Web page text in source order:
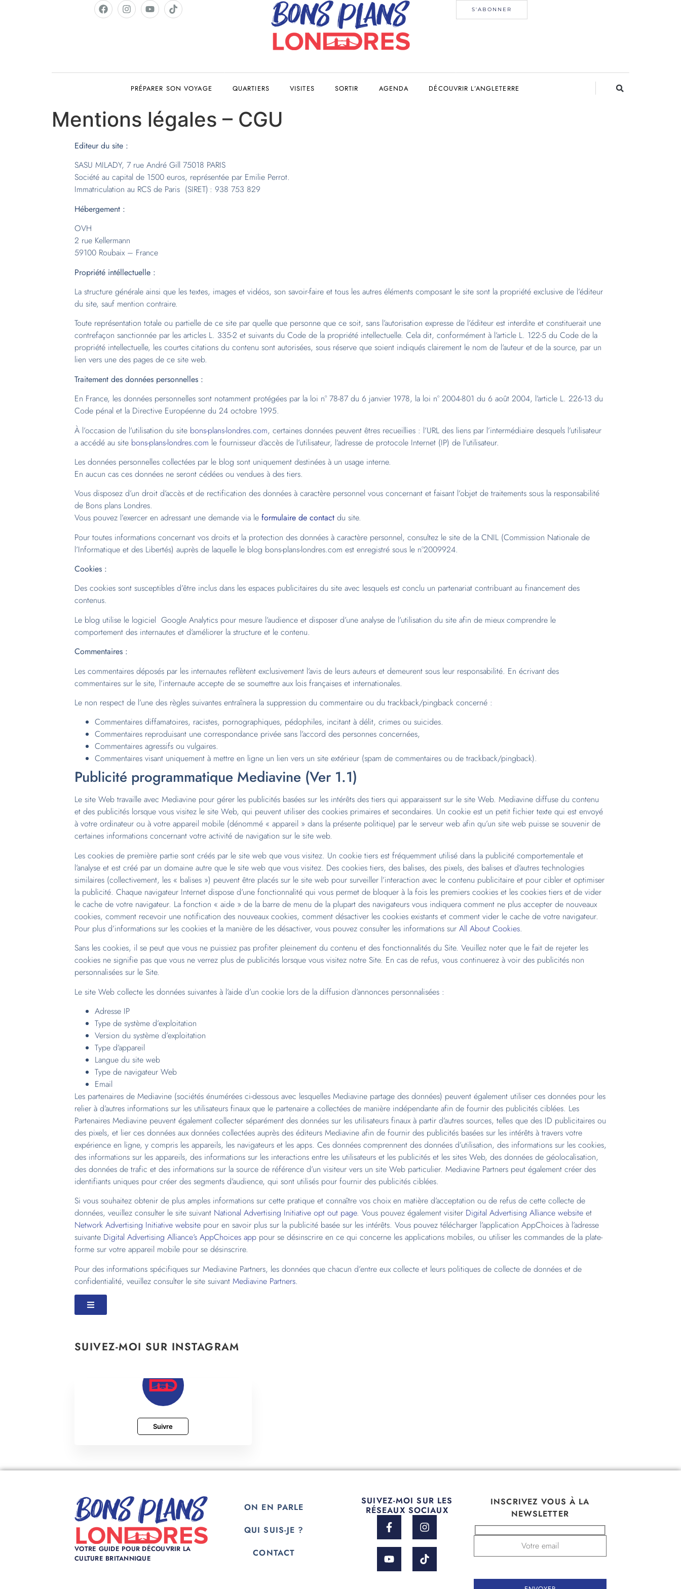
S'ABONNER
PRÉPARER SON VOYAGE QUARTIERS VISITES SORTIR AGENDA DÉCOUVRIR L’ANGLETERRE
Mentions légales – CGU
Editeur du site :
SASU MILADY, 7 rue André Gill 75018 PARIS
Société au capital de 1500 euros, représentée par Emilie Perrot.
Immatriculation au RCS de Paris (SIRET) : 938 753 829
Hébergement :
OVH
2 rue Kellermann
59100 Roubaix – France
Propriété intéllectuelle :
La structure générale ainsi que les textes, images et vidéos, son savoir-faire et tous les autres éléments composant le site sont la propriété exclusive de l’éditeur
du site, sauf mention contraire.
Toute représentation totale ou partielle de ce site par quelle que personne que ce soit, sans l’autorisation expresse de l’éditeur est interdite et constituerait une
contrefaçon sanctionnée par les articles L. 335-2 et suivants du Code de la propriété intellectuelle. Cela dit, conformément à l’article L. 122-5 du Code de la
propriété intellectuelle, les courtes citations du contenu sont autorisées, sous réserve que soient indiqués clairement le nom de l’auteur et de la source, par un
lien vers une des pages de ce site web.
Traitement des données personnelles :
En France, les données personnelles sont notamment protégées par la loi n° 78-87 du 6 janvier 1978, la loi n° 2004-801 du 6 août 2004, l’article L. 226-13 du
Code pénal et la Directive Européenne du 24 octobre 1995.
À l’occasion de l’utilisation du site bons-plans-londres.com, certaines données peuvent êtres recueillies : l’URL des liens par l’intermédiaire desquels l’utilisateur
a accédé au site bons-plans-londres.com le fournisseur d’accès de l’utilisateur, l’adresse de protocole Internet (IP) de l’utilisateur.
Les données personnelles collectées par le blog sont uniquement destinées à un usage interne.
En aucun cas ces données ne seront cédées ou vendues à des tiers.
Vous disposez d’un droit d’accès et de rectification des données à caractère personnel vous concernant et faisant l’objet de traitements sous la responsabilité
de Bons plans Londres.
Vous pouvez l’exercer en adressant une demande via le formulaire de contact du site.
Pour toutes informations concernant vos droits et la protection des données à caractère personnel, consultez le site de la CNIL (Commission Nationale de
l’Informatique et des Libertés) auprès de laquelle le blog bons-plans-londres.com est enregistré sous le n°2009924.
Cookies :
Des cookies sont susceptibles d’être inclus dans les espaces publicitaires du site avec lesquels est conclu un partenariat contribuant au financement des
contenus.
Le blog utilise le logiciel Google Analytics pour mesure l’audience et disposer d’une analyse de l’utilisation du site afin de mieux comprendre le
comportement des internautes et d’améliorer la structure et le contenu.
Commentaires :
Les commentaires déposés par les internautes reflètent exclusivement l’avis de leurs auteurs et demeurent sous leur responsabilité. En écrivant des
commentaires sur le site, l’internaute accepte de se soumettre aux lois françaises et internationales.
Le non respect de l’une des règles suivantes entraînera la suppression du commentaire ou du trackback/pingback concerné :
Commentaires diffamatoires, racistes, pornographiques, pédophiles, incitant à délit, crimes ou suicides.
Commentaires reproduisant une correspondance privée sans l’accord des personnes concernées,
Commentaires agressifs ou vulgaires.
Commentaires visant uniquement à mettre en ligne un lien vers un site extérieur (spam de commentaires ou de trackback/pingback).
Publicité programmatique Mediavine (Ver 1.1)
Le site Web travaille avec Mediavine pour gérer les publicités basées sur les intérêts des tiers qui apparaissent sur le site Web. Mediavine diffuse du contenu
et des publicités lorsque vous visitez le site Web, qui peuvent utiliser des cookies primaires et secondaires. Un cookie est un petit fichier texte qui est envoyé
à votre ordinateur ou à votre appareil mobile (dénommé « appareil » dans la présente politique) par le serveur web afin qu’un site web puisse se souvenir de
certaines informations concernant votre activité de navigation sur le site web.
Les cookies de première partie sont créés par le site web que vous visitez. Un cookie tiers est fréquemment utilisé dans la publicité comportementale et
l’analyse et est créé par un domaine autre que le site web que vous visitez. Des cookies tiers, des balises, des pixels, des balises et d’autres technologies
similaires (collectivement, les « balises ») peuvent être placés sur le site web pour surveiller l’interaction avec le contenu publicitaire et pour cibler et optimiser
la publicité. Chaque navigateur Internet dispose d’une fonctionnalité qui vous permet de bloquer à la fois les premiers cookies et les cookies tiers et de vider
le cache de votre navigateur. La fonction « aide » de la barre de menu de la plupart des navigateurs vous indiquera comment ne plus accepter de nouveaux
cookies, comment recevoir une notification des nouveaux cookies, comment désactiver les cookies existants et comment vider le cache de votre navigateur.
Pour plus d’informations sur les cookies et la manière de les désactiver, vous pouvez consulter les informations sur All About Cookies.
Sans les cookies, il se peut que vous ne puissiez pas profiter pleinement du contenu et des fonctionnalités du Site. Veuillez noter que le fait de rejeter les
cookies ne signifie pas que vous ne verrez plus de publicités lorsque vous visitez notre Site. En cas de refus, vous continuerez à voir des publicités non
personnalisées sur le Site.
Le site Web collecte les données suivantes à l’aide d’un cookie lors de la diffusion d’annonces personnalisées :
Adresse IP
Type de système d’exploitation
Version du système d’exploitation
Type d’appareil
Langue du site web
Type de navigateur Web
Email
Les partenaires de Mediavine (sociétés énumérées ci-dessous avec lesquelles Mediavine partage des données) peuvent également utiliser ces données pour les
relier à d’autres informations sur les utilisateurs finaux que le partenaire a collectées de manière indépendante afin de fournir des publicités ciblées. Les
Partenaires Mediavine peuvent également collecter séparément des données sur les utilisateurs finaux à partir d’autres sources, telles que des ID publicitaires ou
des pixels, et lier ces données aux données collectées auprès des éditeurs Mediavine afin de fournir des publicités basées sur les intérêts à travers votre
expérience en ligne, y compris les appareils, les navigateurs et les apps. Ces données comprennent des données d’utilisation, des informations sur les cookies,
des informations sur les appareils, des informations sur les interactions entre les utilisateurs et les publicités et les sites Web, des données de géolocalisation,
des données de trafic et des informations sur la source de référence d’un visiteur vers un site Web particulier. Mediavine Partners peut également créer des
identifiants uniques pour créer des segments d’audience, qui sont utilisés pour fournir des publicités ciblées.
Si vous souhaitez obtenir de plus amples informations sur cette pratique et connaître vos choix en matière d’acceptation ou de refus de cette collecte de
données, veuillez consulter le site suivant National Advertising Initiative opt out page. Vous pouvez également visiter Digital Advertising Alliance website et
Network Advertising Initiative website pour en savoir plus sur la publicité basée sur les intérêts. Vous pouvez télécharger l’application AppChoices à l’adresse
suivante Digital Advertising Alliance’s AppChoices app pour se désinscrire en ce qui concerne les applications mobiles, ou utiliser les commandes de la plate-
forme sur votre appareil mobile pour se désinscrire.
Pour des informations spécifiques sur Mediavine Partners, les données que chacun d’entre eux collecte et leurs politiques de collecte de données et de
confidentialité, veuillez consulter le site suivant Mediavine Partners.
SUIVEZ-MOI SUR INSTAGRAM
Suivre
VOTRE GUIDE POUR DÉCOUVRIR LA
CULTURE BRITANNIQUE
ON EN PARLE
QUI SUIS-JE ?
CONTACT
SUIVEZ-MOI SUR LES
RÉSEAUX SOCIAUX
INSCRIVEZ VOUS À LA
NEWSLETTER